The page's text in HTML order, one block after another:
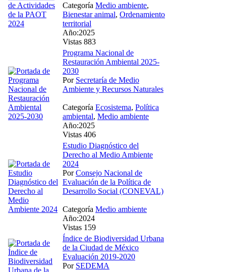
Categoría Medio ambiente,
Bienestar animal, Ordenamiento
territorial
Año:2025
Vistas 883
Programa Nacional de
Restauración Ambiental 2025-
2030
Por Secretaría de Medio
Ambiente y Recursos Naturales
Categoría Ecosistema, Política
ambiental, Medio ambiente
Año:2025
Vistas 406
Estudio Diagnóstico del
Derecho al Medio Ambiente
2024
PorConsejo Nacional de
Evaluación de la Política de
Desarrollo Social (CONEVAL)
Categoría Medio ambiente
Año:2024
Vistas 159
Índice de Biodiversidad Urbana
de la Ciudad de México
Evaluación 2019-2020
Por SEDEMA